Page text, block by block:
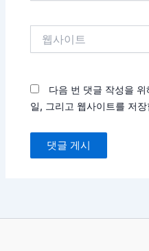
다음 번 댓글 작성을
일, 그리고 웹사이트를 저장